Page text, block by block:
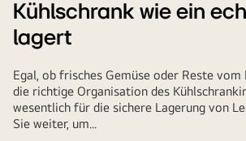
Kühlschrank wie ein
lagert
Egal, ob frisches Gemüse oder Reste vom
die richtige Organisation des
wesentlich für die sichere Lagerung von
Sie weiter, um...